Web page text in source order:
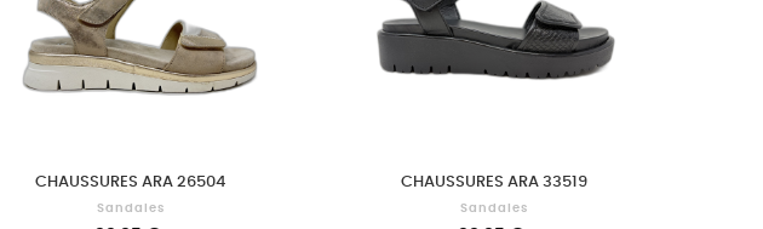
CHAUSSURES ARA 26504
Sandales
CHAUSSURES ARA 33519
Sandales